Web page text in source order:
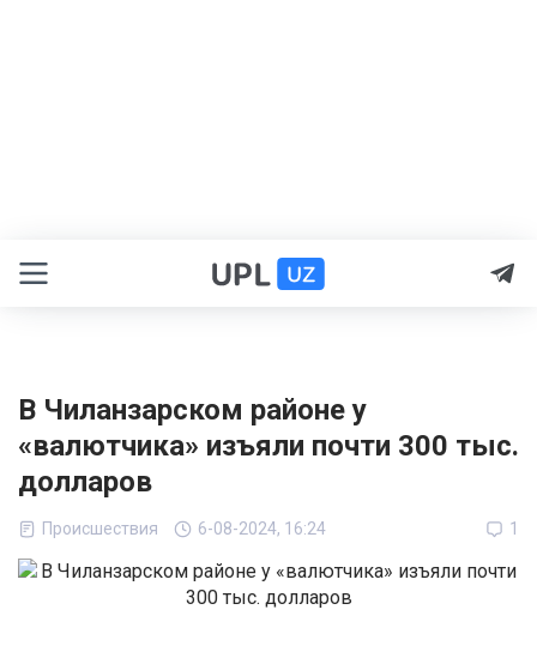
В Чиланзарском районе у
«валютчика» изъяли почти 300 тыс.
долларов
Происшествия 6-08-2024, 16:24 1